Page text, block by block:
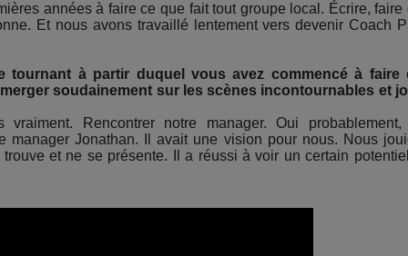
années à faire ce que fait tout groupe local. Écrire, faire
Et nous avons travaillé lentement vers devenir Coach
tournant à partir duquel vous avez commencé à faire
soudainement sur les scènes incontournables et
Rencontrer notre manager. Oui probablement,
manager Jonathan. Il avait une vision pour nous. Nous
et ne se présente. Il a réussi à voir un certain